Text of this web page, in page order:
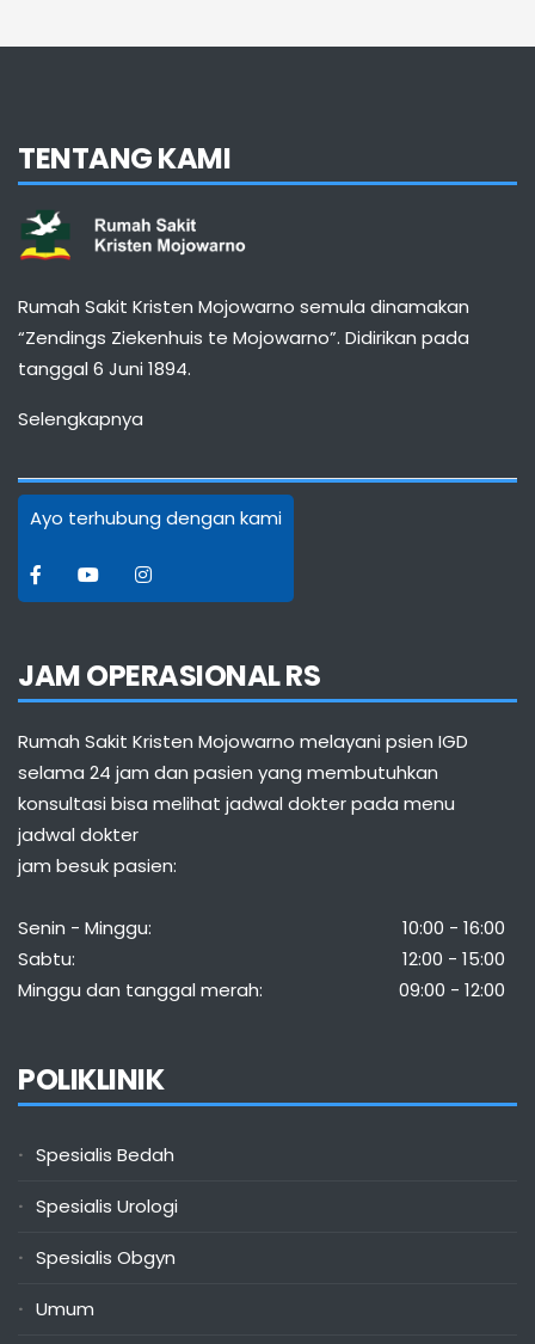
TENTANG KAMI
Rumah Sakit Kristen Mojowarno semula dinamakan
“Zendings Ziekenhuis te Mojowarno”. Didirikan pada
tanggal 6 Juni 1894.
Selengkapnya
Ayo terhubung dengan kami
JAM OPERASIONAL RS
Rumah Sakit Kristen Mojowarno melayani psien IGD
selama 24 jam dan pasien yang membutuhkan
konsultasi bisa melihat jadwal dokter pada menu
jadwal dokter
jam besuk pasien:
Senin - Minggu:
10:00 - 16:00
Sabtu:
12:00 - 15:00
Minggu dan tanggal merah:
09:00 - 12:00
POLIKLINIK
Spesialis Bedah
Spesialis Urologi
Spesialis Obgyn
Umum